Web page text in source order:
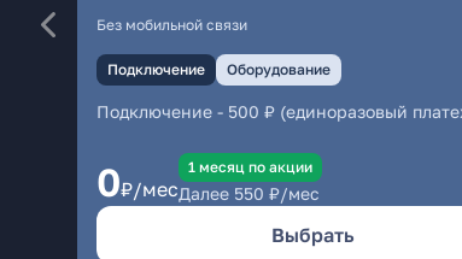
Без мобильной связи
Подключение Оборудование
Подключение - 500 ₽ (единоразовый
0₽/мес
1 месяц по акции
Далее 550 ₽/мес
Выбрать